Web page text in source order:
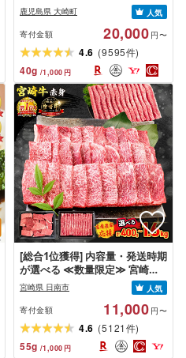
鹿児島県 大崎町
人気
寄付金額
20,000 円〜
4.6 (9595件)
40g /1,000 円
[総合1位獲得] 内容量・発送時期
が選べる ≪数量限定≫ 宮崎牛
赤身 スライス 焼肉 国産 肉 牛肉
薄切り 黒毛和牛 A4 A5 人気 小
分け 焼き肉 すき焼き しゃぶし
ゃぶ 牛丼 BBQ ギフト 贈り物 お
すすめ 畜産農家応援 ミヤチク
冷凍 宮崎県 日南市 送料無料
宮崎県 日南市
人気
寄付金額
11,000 円〜
4.6 (5121件)
55g /1,000 円